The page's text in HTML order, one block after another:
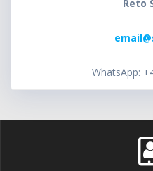
Reto
WhatsApp: